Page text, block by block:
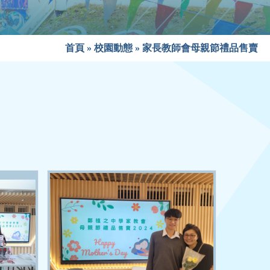
首頁 » 校園動態 » 家長教師會母親節禮品售賣